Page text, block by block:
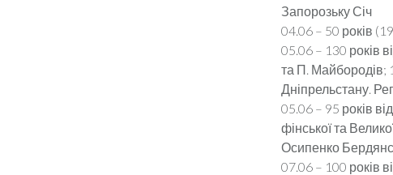
Запорозьку Січ
04.06 – 50 років
05.06 – 130 років
та П. Майбородів;
Дніпрельстану.
05.06 – 95 років
фінської та
Осипенко
07.06 – 100 років